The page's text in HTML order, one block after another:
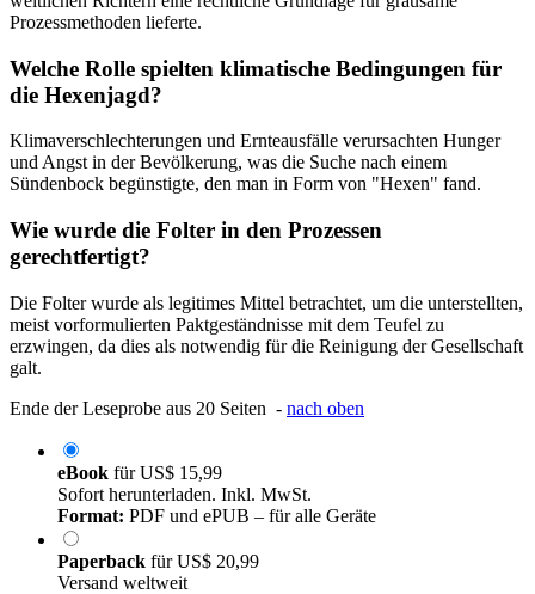
Prozessmethoden lieferte.
Welche Rolle spielten klimatische Bedingungen für
die Hexenjagd?
Klimaverschlechterungen und Ernteausfälle verursachten Hunger
und Angst in der Bevölkerung, was die Suche nach einem
Sündenbock begünstigte, den man in Form von "Hexen" fand.
Wie wurde die Folter in den Prozessen
gerechtfertigt?
Die Folter wurde als legitimes Mittel betrachtet, um die unterstellten,
meist vorformulierten Paktgeständnisse mit dem Teufel zu
erzwingen, da dies als notwendig für die Reinigung der Gesellschaft
galt.
Ende der Leseprobe aus 20 Seiten - nach oben
eBook fürUS$ 15,99
Sofort herunterladen. Inkl. MwSt.
Format: PDF und ePUB – für alle Geräte
Paperback fürUS$ 20,99
Versand weltweit